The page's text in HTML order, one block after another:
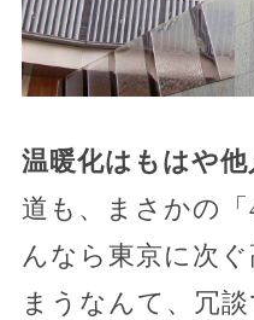
温暖化はもはや
道も、まさかの
んなら東京に次
まうなんて、冗